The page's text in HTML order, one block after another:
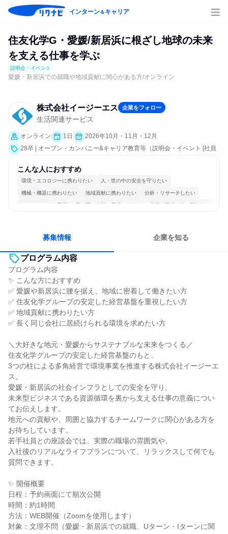
インターン＆キャリア
住友化学G・愛媛/新居浜に根ざし地球の未来
を支える仕事を学ぶ
説明会・イベント
愛媛・新居浜での就職や地域貢献に関心がある方/オンライン
株式会社イージーエス 企業をフォロー
生活関連サービス
オンライン 1日
2026年10月・11月・12月
28卒 | オープン・カンパニー&キャリア教育等（説明会・イベント [社員
こんな人におすすめ
環境・エコロジーに携わりたい 人・世の中の安全を守りたい
機械・機器に携わりたい 地域貢献に携わりたい 分析・リサーチしたい
チームワークを重視 長く同じ会社に居続けられる 多様な職種の人と関われる
募集情報 企業を知る
プログラム内容
プログラム内容
✨ こんな方におすすめ
✅ 愛媛や新居浜に腰を据え、地域に密着して働きたい方
✅ 住友化学グループの安定した経営基盤を重視したい方
✅ 地域貢献に携わりたい方
✅ 長く同じ会社に居続けられる環境を求めたい方
＼大好きな地元・愛媛からサステナブルな未来をつくる／
住友化学グループの安定した経営基盤のもと、
3つの柱による多角経営で環境事業を推進する株式会社イージーエ
ス。
愛媛・新居浜の社会インフラとしての安全を守り、
未来型ビジネスである資源循環を裏から支える仕事の意義につい
てお伝えします。
地元への貢献や、周囲と協力するチームワークに関心がある方を
お待ちしています。
若手社員との座談会では、実際の職場の雰囲気や、
入社後のリアルなライフプランについて、リラックスして何でも
質問できます。
✨ 開催概要
日程：予約画面にて順次公開
時間：約1時間
方法：WEB開催（Zoomを使用します）
対象：文理不問（愛媛・新居浜での就職、Uターン・Iターンに関